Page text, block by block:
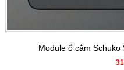
Module ổ cắm Schuko